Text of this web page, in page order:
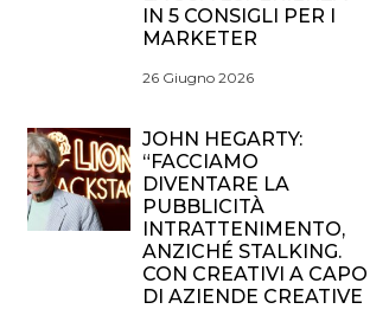
IN 5 CONSIGLI PER I
MARKETER
26 Giugno 2026
JOHN HEGARTY:
“FACCIAMO
DIVENTARE LA
PUBBLICITÀ
INTRATTENIMENTO,
ANZICHÉ STALKING.
CON CREATIVI A CAPO
DI AZIENDE CREATIVE